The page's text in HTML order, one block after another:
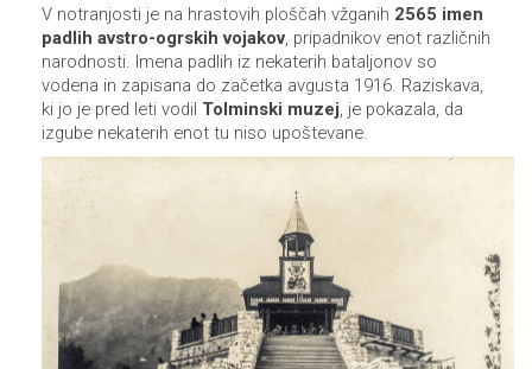
V notranjosti je na hrastovih ploščah vžganih 2565 imen
padlih avstro-ogrskih vojakov, pripadnikov enot različnih
narodnosti. Imena padlih iz nekaterih bataljonov so
vodena in zapisana do začetka avgusta 1916. Raziskava,
ki jo je pred leti vodil Tolminski muzej, je pokazala, da
izgube nekaterih enot tu niso upoštevane.